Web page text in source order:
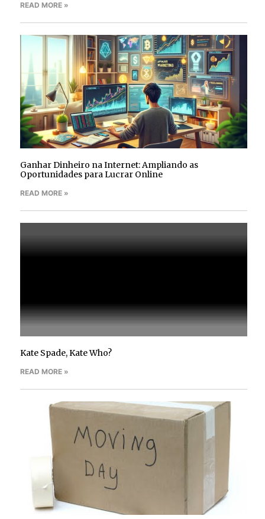
READ MORE »
Ganhar Dinheiro na Internet: Ampliando as
Oportunidades para Lucrar Online
READ MORE »
Kate Spade, Kate Who?
READ MORE »